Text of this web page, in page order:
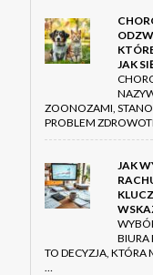
JAK
ZOONOZAMI,
PROBLEM
JAK
BIURA
TO DECYZJA, KTÓRA
…